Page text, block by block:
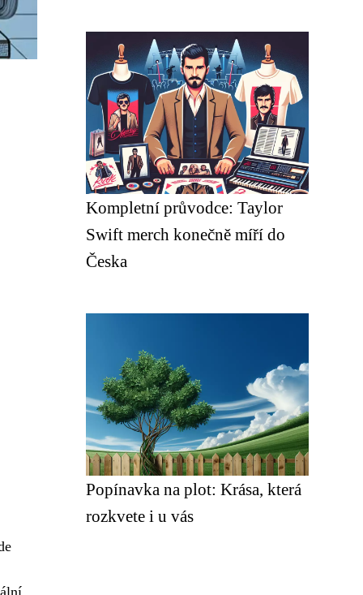
Kompletní průvodce: Taylor
Swift merch konečně míří do
Česka
Popínavka na plot: Krása, která
rozkvete i u vás